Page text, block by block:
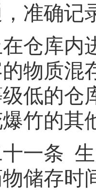
准确记
仓库内
物质混
低的仓
竹的其
一条
储存时